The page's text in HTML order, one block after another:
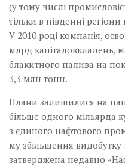
(у тому числі
тільки в південні
У 2010 році компанія,
млрд капіталовкладень,
блакитного палива на
3,3 млн тонн.
Плани залишилися на
більше одного мільярда
з єдиного нафтового
му збільшення
затверджена недавно